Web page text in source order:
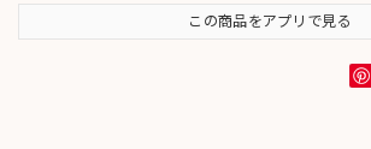
この商品をアプリで見る